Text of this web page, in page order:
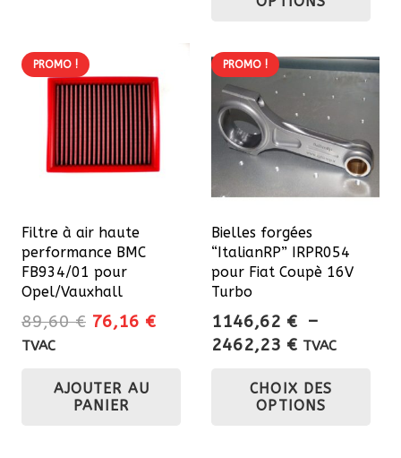
PROMO !
Filtre à air haute
performance BMC
FB934/01 pour
Opel/Vauxhall
89,60€ Le
était :
89,60 €.
76,16 €Le
TVAC
AJOUTER AU
PANIER
PROMO !
Bielles forgées
“ItalianRP” IRPR054
pour Fiat Coupè 16V
Turbo
1146,62 € –
2462,23 €Plage
prix :
1146,62 €
TVAC
CHOIX DES
OPTIONS